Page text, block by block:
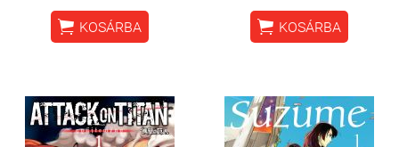
 KOSÁRBA  KOSÁRBA